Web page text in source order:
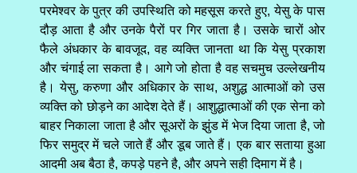
परमेश्वर के पुत्र की उपस्थिति को महसूस करते हुए, येसु के पास
दौड़ आता है और उनके पैरों पर गिर जाता है। उसके चारों ओर
फैले अंधकार के बावजूद, वह व्यक्ति जानता था कि येसु प्रकाश
और चंगाई ला सकता है। आगे जो होता है वह सचमुच उल्लेखनीय
है। येसु, करुणा और अधिकार के साथ, अशुद्ध आत्माओं को उस
व्यक्ति को छोड़ने का आदेश देते हैं। आशुद्धात्माओं की एक सेना को
बाहर निकाला जाता है और सूअरों के झुंड में भेज दिया जाता है, जो
फिर समुद्र में चले जाते हैं और डूब जाते हैं। एक बार सताया हुआ
आदमी अब बैठा है, कपड़े पहने है, और अपने सही दिमाग में है।